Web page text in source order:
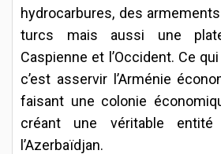
hydrocarbures, des
turcs mais aussi une
Caspienne et l’Occident. Ce
c’est asservir l’Arménie
faisant une colonie
créant une véritable entité
l’Azerbaïdjan.